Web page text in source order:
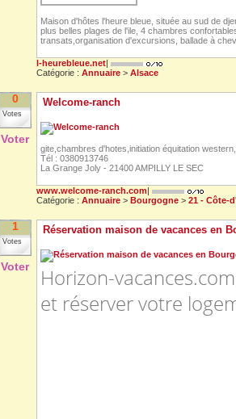
Maison d'hôtes l'heure bleue, située au sud de
plus belles plages de l'ile, 4 chambres
transats,organisation d'excursions, ballade à
l-heurebleue.net|
Catégorie : Annuaire> Alsace
0
Votes
Voter
Welcome-ranch
gite,chambres d'hotes,initiation équitation
Tél : 0380913746
La Grange Joly - 21400 AMPILLY LE SEC
www.welcome-ranch.com
Catégorie : Annuaire> Bourgogne> 21 - Côte-
1
Votes
Voter
Réservation maison de vacances en
Horizon-
et réserver votre